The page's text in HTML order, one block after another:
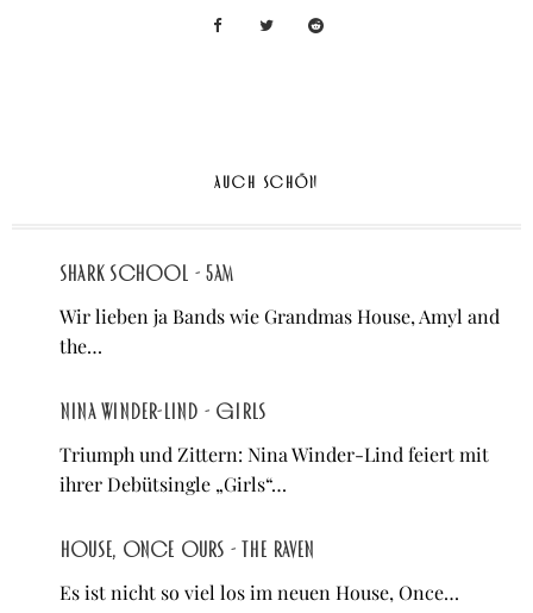
AUCH SCHÖN
Shark School - 5AM
Wir lieben ja Bands wie Grandmas House, Amyl and
the…
Nina Winder-Lind - Girls
Triumph und Zittern: Nina Winder-Lind feiert mit
ihrer Debütsingle „Girls“…
House, Once Ours - The Raven
Es ist nicht so viel los im neuen House, Once…